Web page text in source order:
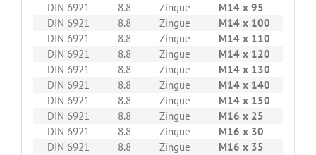
DIN 6921
8.8 Zingue M14 x 95
DIN 6921
8.8 Zingue M14 x 100
DIN 6921
8.8 Zingue M14 x 110
DIN 6921
8.8 Zingue M14 x 120
DIN 6921
8.8 Zingue M14 x 130
DIN 6921
8.8 Zingue M14 x 140
DIN 6921
8.8 Zingue M14 x 150
DIN 6921
8.8 Zingue M16 x 25
DIN 6921
8.8 Zingue M16 x 30
DIN 6921
8.8 Zingue M16 x 35